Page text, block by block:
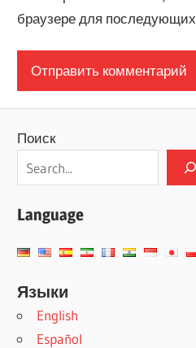
браузере для
Поиск
Language
Языки
English
Español